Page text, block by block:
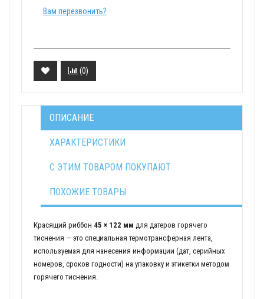
Вам перезвонить?
(0)
ОПИСАНИЕ
ХАРАКТЕРИСТИКИ
С ЭТИМ ТОВАРОМ ПОКУПАЮТ
ПОХОЖИЕ ТОВАРЫ
Красящий риббон 45 × 122 мм для датеров горячего
тиснения — это специальная термотрансферная лента,
используемая для нанесения информации (дат, серийных
номеров, сроков годности) на упаковку и этикетки методом
горячего тиснения.